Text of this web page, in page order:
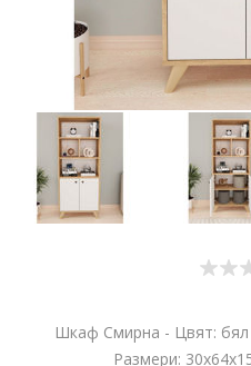
Шкаф Смирна - Цвят:
Размери: